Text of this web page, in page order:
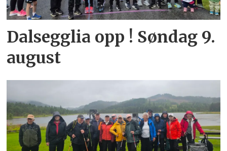
Dalsegglia opp ! Søndag 9.
august